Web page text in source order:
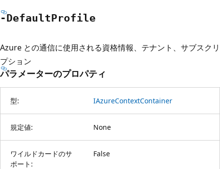
-DefaultProfile
Azure との通信に使用される資格情報、テナント、サブスクリ
プション
パラメーターのプロパティ
型: IAzureContextContainer
規定値: None
ワイルドカードのサ
ポート:
False